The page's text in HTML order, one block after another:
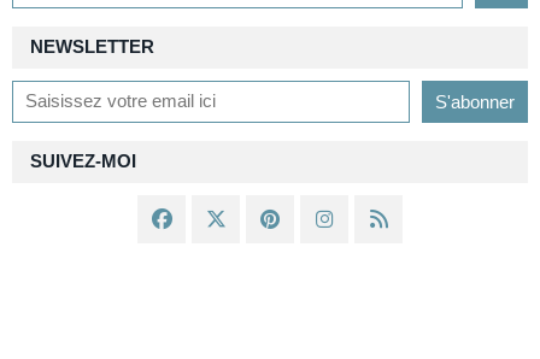
NEWSLETTER
SUIVEZ-MOI